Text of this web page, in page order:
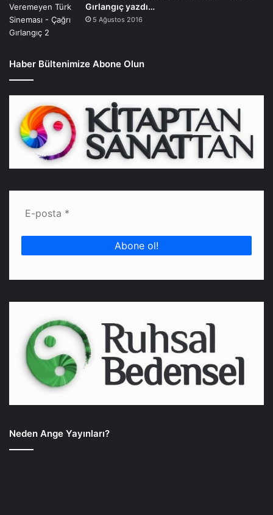
Gırlangıç yazdı…
5 Ağustos 2016
Haber Bültenimize Abone Olun
Neden Ange Yayınları?